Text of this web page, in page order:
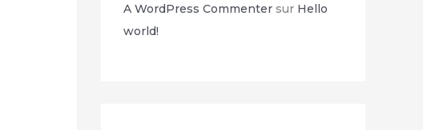
A WordPress Commenter sur Hello
world!